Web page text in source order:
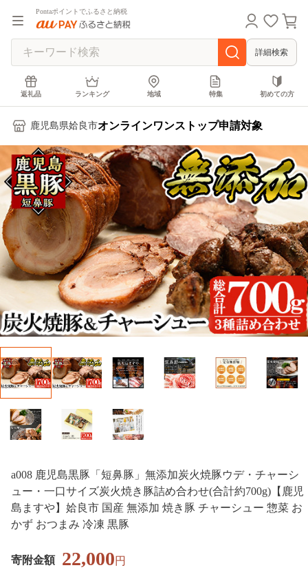
Pontaポイントでふるさと納税
詳細検索
返礼品 ランキング 地域 特集 初めての方
鹿児島県姶良市オンラインワンストップ申請対象
a008 鹿児島黒豚「短鼻豚」無添加炭火焼豚ウデ・チャーシ
ュー・一口サイズ炭火焼き豚詰め合わせ(合計約700g)【鹿児
島ますや】姶良市 国産 無添加 焼き豚 チャーシュー 惣菜 お
かず おつまみ 冷凍 黒豚
寄附金額 22,000円